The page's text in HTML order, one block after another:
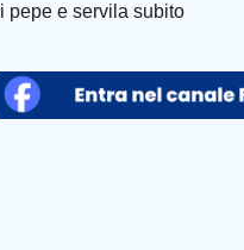
pepe e servila subito